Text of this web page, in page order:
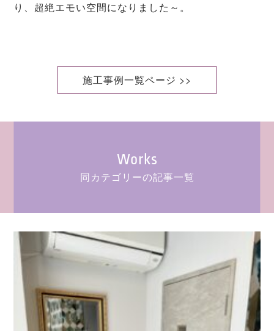
り、超絶エモい空間になりました～。
施工事例一覧ページ >>
Works
同カテゴリーの記事一覧